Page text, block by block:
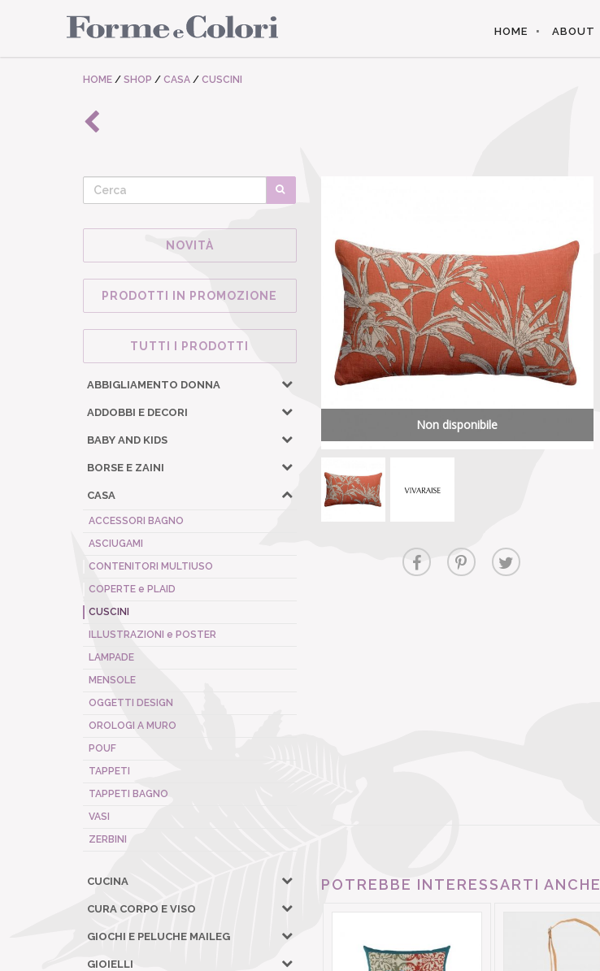
HOME ABOUT
HOME / SHOP / CASA / CUSCINI
NOVITÀ
PRODOTTI IN PROMOZIONE
TUTTI I PRODOTTI
ABBIGLIAMENTO DONNA
ADDOBBI E DECORI
BABY AND KIDS
BORSE E ZAINI
CASA
ACCESSORI BAGNO
ASCIUGAMI
CONTENITORI MULTIUSO
COPERTE e PLAID
CUSCINI
ILLUSTRAZIONI e POSTER
LAMPADE
MENSOLE
OGGETTI DESIGN
OROLOGI A MURO
POUF
TAPPETI
TAPPETI BAGNO
VASI
ZERBINI
CUCINA
CURA CORPO E VISO
GIOCHI E PELUCHE MAILEG
GIOIELLI
Non disponibile
POTREBBE INTERESSARTI ANCHE